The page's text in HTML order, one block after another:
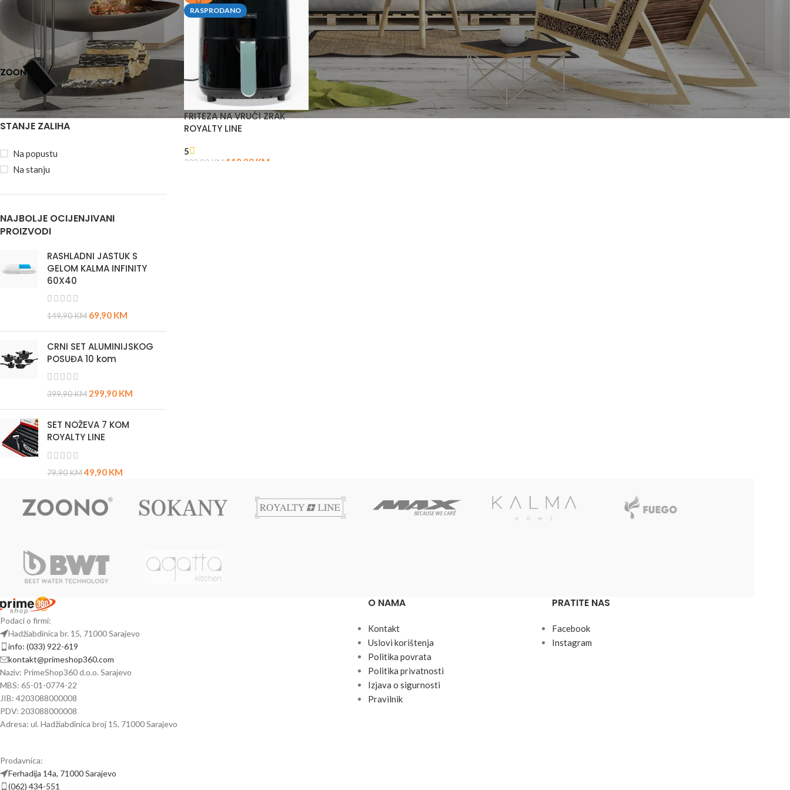
BREND
Zoono
STANJE ZALIHA
Na popustu
Na stanju
NAJBOLJE OCIJENJIVANI
PROIZVODI
RASHLADNI JASTUK S
GELOM KALMA INFINITY
60X40
149,90KM 69,90 KM
CRNI SET ALUMINIJSKOG
POSUĐA 10 kom
399,90KM 299,90 KM
SET NOŽEVA 7 KOM
ROYALTY LINE
79,90KM49,90 KM
RASPRODANO
FRITEZA NA VRUĆI ZRAK
ROYALTY LINE
5
339,90 KM 119,90 KM
Podaci o firmi:
Hadžiabdinica br. 15, 71000 Sarajevo
info: (033) 922-619
kontakt@primeshop360.com
Naziv: PrimeShop360 d.o.o. Sarajevo
MBS: 65-01-0774-22
JIB: 4203088000008
PDV: 203088000008
Adresa: ul. Hadžiabdinica broj 15, 71000 Sarajevo
Prodavnica:
Ferhadija 14a, 71000 Sarajevo
(062) 434-551
O NAMA
Kontakt
Uslovi korištenja
Politika povrata
Politika privatnosti
Izjava o sigurnosti
Pravilnik
PRATITE NAS
Facebook
Instagram